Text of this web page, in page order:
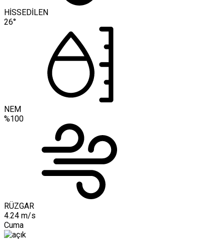
HİSSEDİLEN
26°
NEM
%100
RÜZGAR
4.24 m/s
Cuma